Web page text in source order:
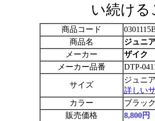
い続け
商品コード
商品名
ジュニ
メーカー
ザイク
メーカー品番
DTP-
サイズ
ジュニ
詳しい
カラー
ブラック
販売価格
8,800円